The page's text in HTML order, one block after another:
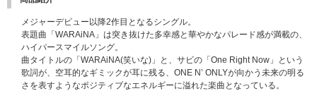
【開催日程/会場】
2026年5月30日(土) 京都府
2026年5月31日(日) 東京都
※会場はご当選者様のみお知らせいたします。
【開催時間】 ※東京、京都共通
メジャーデビュー以降2作目となるシングル。
表題曲「WARAiNA」は突き抜けた多幸感と華やかなパレード感が満載の、
ハイパースマイルソング。
曲タイトルの「WARAiNA(笑いな)」と、サビの「One Right Now」という
歌詞が、空耳的なギミックが耳に残る、ONE N’ ONLYが向かう未来の明る
さを表すようなポジティブなエネルギーに溢れた楽曲となっている。